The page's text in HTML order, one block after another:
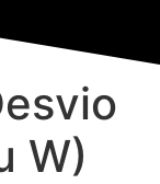
W)